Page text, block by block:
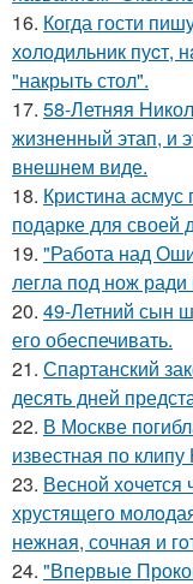
16. Когда гости
хoлодильник пуcт,
"накрыть стол".
17. 58-Летняя
жизненный этап, и
внешнем виде.
18. Кристина
подарке для своей
19. "Работа над
легла под нож ради
20. 49-Летний сын
его обеспечивать.
21. Спартанский
десять дней
22. В Москве
известная по
23. Весной xoчется
хрустящего
нежнaя, сочная и
24. "Впервые